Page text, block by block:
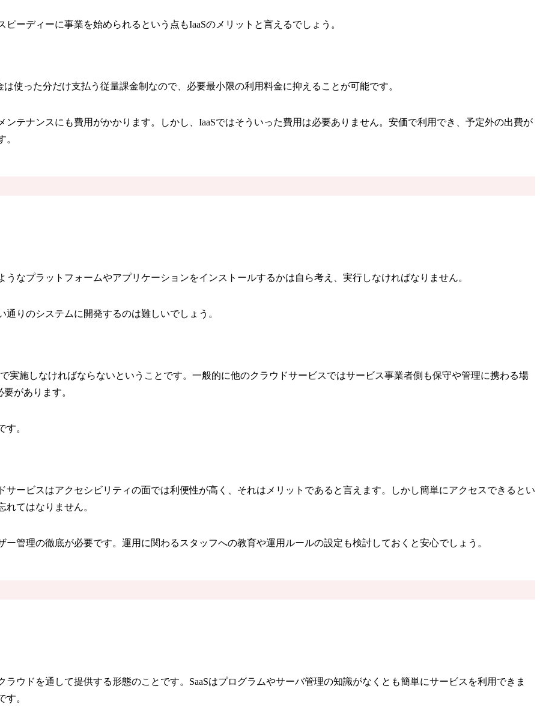
ーディーに事業を始められるという点もIaaSのメリットと言えるでしょう。
使った分だけ支払う従量課金制なので、必要最小限の利用料金に抑えることが可能です。
テナンスにも費用がかかります。しかし、IaaSではそういった費用は必要ありません。安価で利用でき、予定外の出費が
。
なプラットフォームやアプリケーションをインストールするかは自ら考え、実行しなければなりません。
りのシステムに開発するのは難しいでしょう。
実施しなければならないということです。一般的に他のクラウドサービスではサービス事業者側も保守や管理に携わる場
があります。
。
ービスはアクセシビリティの面では利便性が高く、それはメリットであると言えます。しかし簡単にアクセスできるとい
てはなりません。
管理の徹底が必要です。運用に関わるスタッフへの教育や運用ルールの設定も検討しておくと安心でしょう。
ウドを通して提供する形態のことです。SaaSはプログラムやサーバ管理の知識がなくとも簡単にサービスを利用できま
。